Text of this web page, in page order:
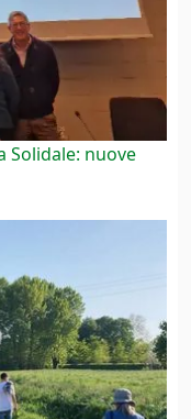
Solidale: nuove